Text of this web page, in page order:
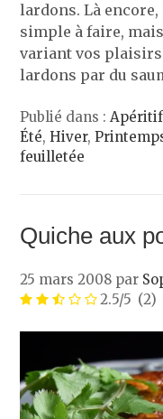
lardons. Là encore,
simple à faire,
variant vos plaisirs
lardons par du
Publié dans :
Été,Hiver,
feuilletée
Quiche aux
25 mars 2008 par
2.5/5 (2)